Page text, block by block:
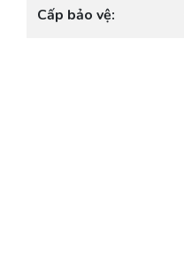
Cấp bảo vệ: